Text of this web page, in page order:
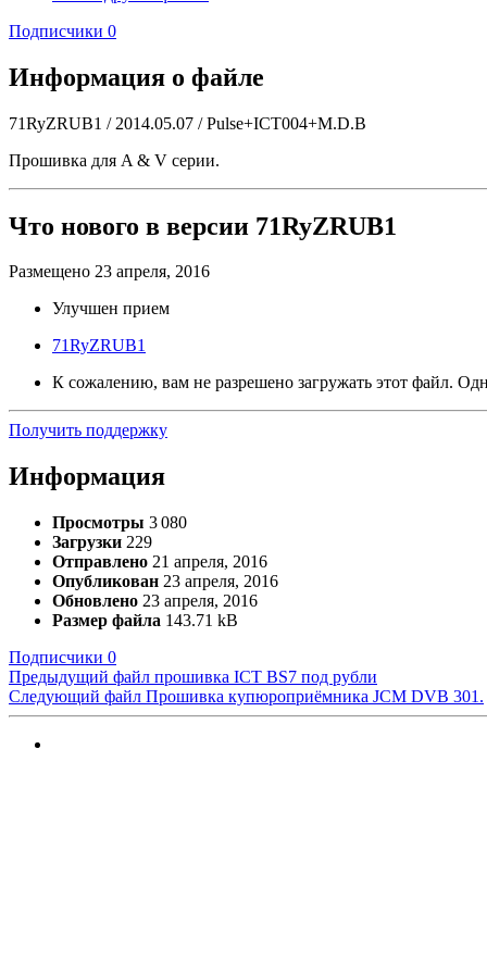
Подписчики 0
Информация о файле
71RyZRUB1 / 2014.05.07 / Pulse+ICT004+M.D.B
Прошивка для A & V серии.
Что нового в версии 71RyZRUB1
Размещено 23 апреля, 2016
Улучшен прием
71RyZRUB1
К сожалению, вам не разрешено загружать этот файл.
Получить поддержку
Информация
Просмотры 3 080
Загрузки 229
Отправлено 21 апреля, 2016
Опубликован 23 апреля, 2016
Обновлено 23 апреля, 2016
Размер файла 143.71 kB
Подписчики 0
Предыдущий файл прошивка ICT BS7 под рубли
Следующий файл Прошивка купюроприёмника JCM DVB 301.